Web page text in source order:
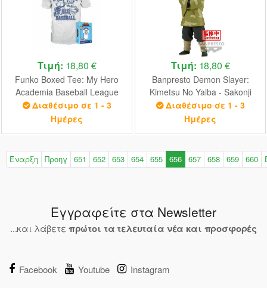
Τιμή: 18,80 €
Funko Boxed Tee: My Hero
Academia Baseball League
(L)
Διαθέσιμο σε 1 - 3
Ημέρες
Τιμή: 18,80 €
Banpresto Demon Slayer:
Kimetsu No Yaiba - Sakonji
Urokodaki Statue (17cm)
(88048)
Διαθέσιμο σε 1 - 3
Ημέρες
Έναρξη Προηγ 651 652 653 654 655 656 657 658 659 660
Εγγραφείτε στα Newsletter
...και λάβετε πρώτοι τα τελευταία νέα και προσφορές
Facebook Youtube Instagram